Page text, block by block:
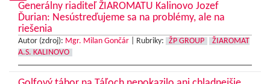
Generálny riaditeľ ŽIAROMATU Kalinovo Jozef
Ďurian: Nesústreďujeme sa na problémy, ale na
riešenia
Autor (zdroj): Mgr. Milan Gončár Rubriky: ŽP GROUP
ŽIAROMAT
A.S. KALINOVO